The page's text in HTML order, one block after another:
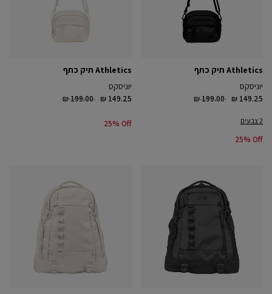
Athletics תיק כתף
יוניסקס
Price reduced from
₪ 199.00 to₪ 149.25
2 צבעים
25% Off
Athletics תיק כתף
יוניסקס
Price reduced from
₪ 199.00 to₪ 149.25
25% Off